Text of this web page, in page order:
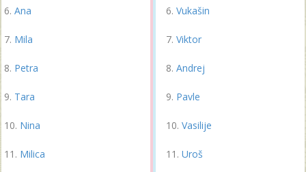
Ana
Mila
Petra
Tara
Nina
Milica
Vukašin
Viktor
Andrej
Pavle
Vasilije
Uroš